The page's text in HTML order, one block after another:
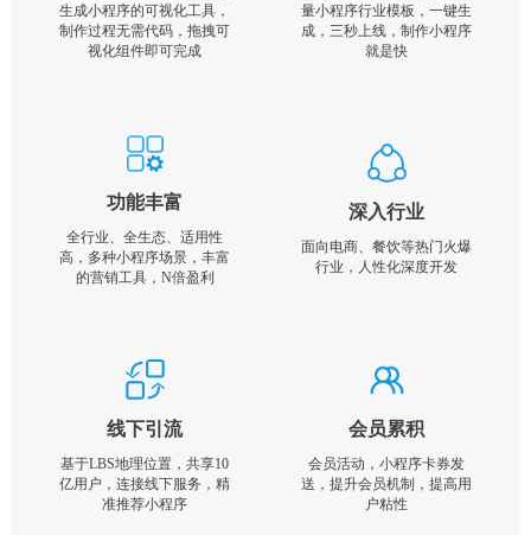
生成小程序的可视化工具，
制作过程无需代码，拖拽可
视化组件即可完成
量小程序行业模板，一键生
成，三秒上线，制作小程序
就是快
功能丰富
全行业、全生态、适用性
高，多种小程序场景，丰富
的营销工具，N倍盈利
深入行业
面向电商、餐饮等热门火爆
行业，人性化深度开发
线下引流
基于LBS地理位置，共享10
亿用户，连接线下服务，精
准推荐小程序
会员累积
会员活动，小程序卡券发
送，提升会员机制，提高用
户粘性